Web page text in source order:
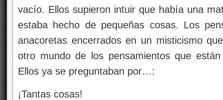
vacío. Ellos supieron intuir que había una
estaba hecho de pequeñas cosas. Los
anacoretas encerrados en un misticismo
otro mundo de los pensamientos que
Ellos ya se preguntaban por…:
¡Tantas cosas!